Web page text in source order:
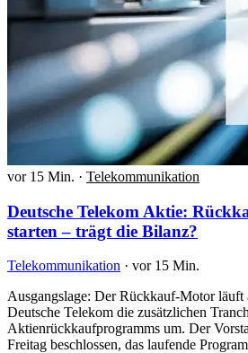
vor 15 Min. · Telekommunikation
Deutsche Telekom Aktie:
starten – trägt die Bilanz?
Telekommunikation · vor 15 Min.
Ausgangslage: Der Rückkauf-Motor läuft
Deutsche Telekom die zusätzlichen
Aktienrückkaufprogramms um. Der
Freitag beschlossen, das laufende